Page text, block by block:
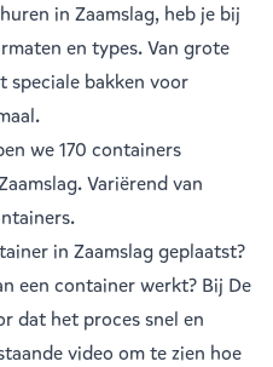
in Zaamslag, heb je bij
en types. Van grote
bakken voor
we 170 containers
Variërend van
.
in Zaamslag geplaatst?
een container werkt? Bij De
dat het proces snel en
video om te zien hoe